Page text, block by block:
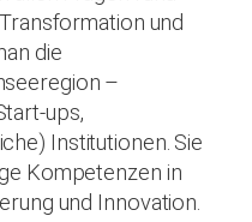
und
die
–
ups,
Institutionen. Sie
Kompetenzen in
und Innovation.